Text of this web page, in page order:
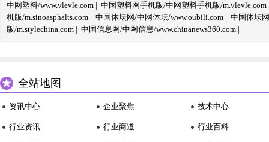
中网塑料/www.vlevle.com | 中国塑料网手机版/中网塑料手机版/m.vlevle.com
机版/m.sinoasphalts.com | 中国体坛网/中网体坛/www.oubili.com | 中国体坛
版/m.stylechina.com | 中国信息网/中网信息/www.chinanews360.com |
全站地图
资讯中心
行业资讯
企业聚焦
行业商道
技术中心
行业百科